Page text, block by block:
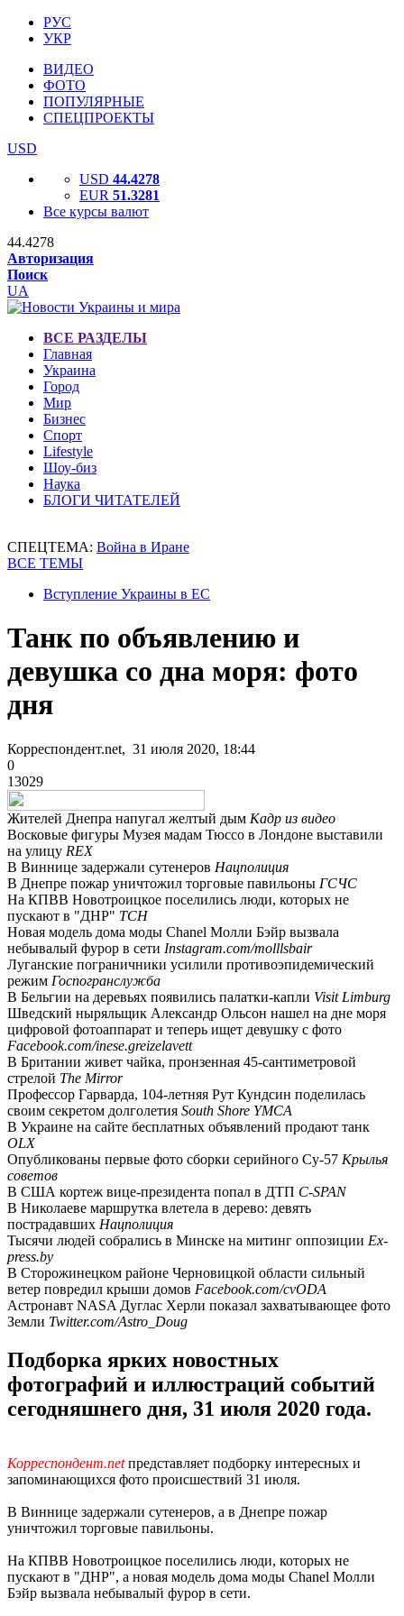
РУС
УКР
ВИДЕО
ФОТО
ПОПУЛЯРНЫЕ
СПЕЦПРОЕКТЫ
USD
USD 44.4278
EUR 51.3281
Все курсы валют
44.4278
Авторизация
Поиск
UA
ВСЕ РАЗДЕЛЫ
Главная
Украина
Город
Мир
Бизнес
Спорт
Lifestyle
Шоу-биз
Наука
БЛОГИ ЧИТАТЕЛЕЙ
СПЕЦТЕМА: Война в Иране
ВСЕ ТЕМЫ
Вступление Украины в ЕС
Танк по объявлению и
девушка со дна моря: фото
дня
Корреспондент.net, 31 июля 2020, 18:44
0
13029
Жителей Днепра напугал желтый дым Кадр из видео
Восковые фигуры Музея мадам Тюссо в Лондоне выставили
на улицу REX
В Виннице задержали сутенеров Нацполиция
В Днепре пожар уничтожил торговые павильоны ГСЧС
На КПВВ Новотроицкое поселились люди, которых не
пускают в "ДНР" ТСН
Новая модель дома моды Chanel Молли Бэйр вызвала
небывалый фурор в сети Instagram.com/molllsbair
Луганские пограничники усилили противоэпидемический
режим Госпогранслужба
В Бельгии на деревьях появились палатки-капли Visit Limburg
Шведский ныряльщик Александр Ольсон нашел на дне моря
цифровой фотоаппарат и теперь ищет девушку с фото
Facebook.com/inese.greizelavett
В Британии живет чайка, пронзенная 45-сантиметровой
стрелой The Mirror
Профессор Гарварда, 104-летняя Рут Кундсин поделилась
своим секретом долголетия South Shore YMCA
В Украине на сайте бесплатных объявлений продают танк
OLX
Опубликованы первые фото сборки серийного Су-57 Крылья
советов
В США кортеж вице-президента попал в ДТП C-SPAN
В Николаеве маршрутка влетела в дерево: девять
пострадавших Нацполиция
Тысячи людей собрались в Минске на митинг оппозиции Ex-
press.by
В Сторожинецком районе Черновицкой области сильный
ветер повредил крыши домов Facebook.com/cvODA
Астронавт NASA Дуглас Херли показал захватывающее фото
Земли Twitter.com/Astro_Doug
Подборка ярких новостных
фотографий и иллюстраций событий
сегодняшнего дня, 31 июля 2020 года.
Корреспондент.netпредставляет подборку интересных и
запоминающихся фото происшествий 31 июля.
В Виннице задержали сутенеров, а в Днепре пожар
уничтожил торговые павильоны.
На КПВВ Новотроицкое поселились люди, которых не
пускают в "ДНР", а новая модель дома моды Chanel Молли
Бэйр вызвала небывалый фурор в сети.